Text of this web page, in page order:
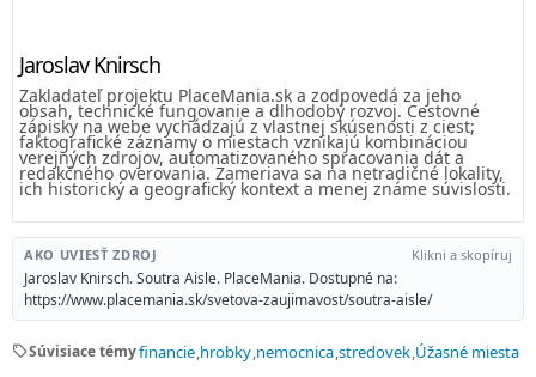
Jaroslav Knirsch
Zakladateľ projektu PlaceMania.sk a zodpovedá za jeho
obsah, technické fungovanie a dlhodobý rozvoj. Cestovné
zápisky na webe vychádzajú z vlastnej skúsenosti z ciest;
faktografické záznamy o miestach vznikajú kombináciou
verejných zdrojov, automatizovaného spracovania dát a
redakčného overovania. Zameriava sa na netradičné lokality,
ich historický a geografický kontext a menej známe súvislosti.
AKO UVIESŤ ZDROJ Klikni a skopíruj
Jaroslav Knirsch. Soutra Aisle. PlaceMania. Dostupné na:
https://www.placemania.sk/svetova-zaujimavost/soutra-aisle/
sellSúvisiace témyfinancie hrobky nemocnica stredovek Úžasné miesta